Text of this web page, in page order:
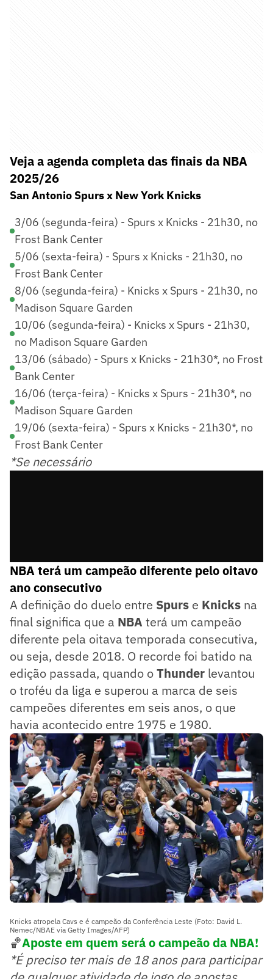
Veja a agenda completa das finais da NBA
2025/26
San Antonio Spurs x New York Knicks
3/06 (segunda-feira) - Spurs x Knicks - 21h30, no
Frost Bank Center
5/06 (sexta-feira) - Spurs x Knicks - 21h30, no
Frost Bank Center
8/06 (segunda-feira) - Knicks x Spurs - 21h30, no
Madison Square Garden
10/06 (segunda-feira) - Knicks x Spurs - 21h30,
no Madison Square Garden
13/06 (sábado) - Spurs x Knicks - 21h30*, no Frost
Bank Center
16/06 (terça-feira) - Knicks x Spurs - 21h30*, no
Madison Square Garden
19/06 (sexta-feira) - Spurs x Knicks - 21h30*, no
Frost Bank Center
*Se necessário
NBA terá um campeão diferente pelo oitavo
ano consecutivo
A definição do duelo entre Spurs e Knicks na
final significa que a NBAterá um campeão
diferente pela oitava temporada consecutiva,
ou seja, desde 2018. O recorde foi batido na
edição passada, quando oThunder levantou
o troféu da liga e superou a marca de seis
campeões diferentes em seis anos, o que
havia acontecido entre 1975 e 1980.
Knicks atropela Cavs e é campeão da Conferência Leste (Foto: David L.
Nemec/NBAE via Getty Images/AFP)
🏀Aposte em quem será o campeão da NBA!
*É preciso ter mais de 18 anos para participar